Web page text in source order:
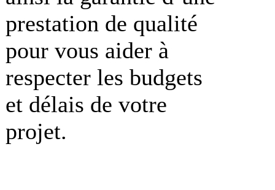
prestation de qualité
pour vous aider à
respecter les budgets
et délais de votre
projet.